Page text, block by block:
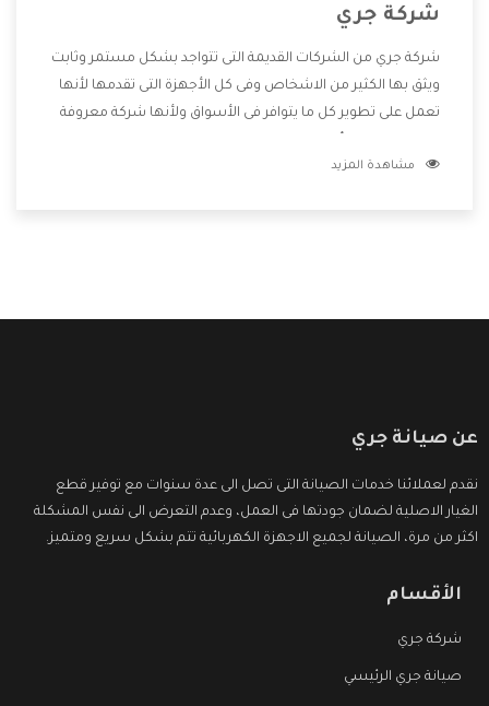
شركة جري
شركة جري من الشركات القديمة التى تتواجد بشكل مستمر وثابت
ويثق بها الكثير من الاشخاص وفى كل الأجهزة التى تقدمها لأنها
تعمل على تطوير كل ما يتوافر فى الأسواق ولأنها شركة معروفة
للعملاء أقوى العروض والخصومات التى تسهل على المستهلك
مشاهدة المزيد
عن صيانة جري
نقدم لعملائنا خدمات الصيانة التى تصل الى عدة سنوات مع توفير قطع
الغيار الاصلية لضمان جودتها فى العمل، وعدم التعرض الى نفس المشكلة
اكثر من مرة، الصيانة لجميع الاجهزة الكهربائية تتم بشكل سريع ومتميز.
الأقسام
شركة جري
صيانة جري الرئيسي